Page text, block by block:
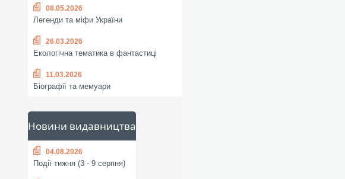
08.05.2026
Легенди та міфи України
26.03.2026
Екологічна тематика в фантастиці
11.03.2026
Біографії та мемуари
Новини видавництва
04.08.2026
Події тижня (3 - 9 серпня)